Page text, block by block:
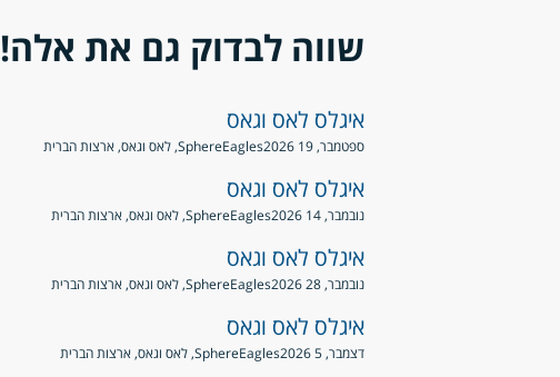
שווה לבדוק גם את אלה!
איגלס לאס וגאס
ספטמבר, 19 2026 EaglesSphere, לאס וגאס, ארצות הברית
איגלס לאס וגאס
נובמבר, 14 2026 EaglesSphere, לאס וגאס, ארצות הברית
איגלס לאס וגאס
נובמבר, 28 2026 EaglesSphere, לאס וגאס, ארצות הברית
איגלס לאס וגאס
דצמבר, 5 2026 EaglesSphere, לאס וגאס, ארצות הברית